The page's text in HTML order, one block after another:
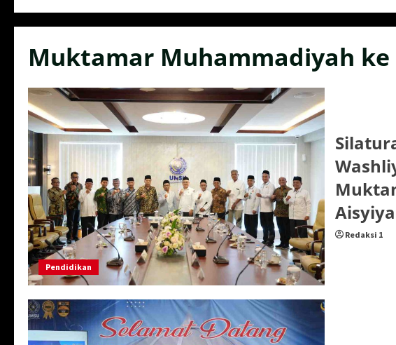
Muktamar Muhammadiyah ke
Pendidikan
Redaksi 1